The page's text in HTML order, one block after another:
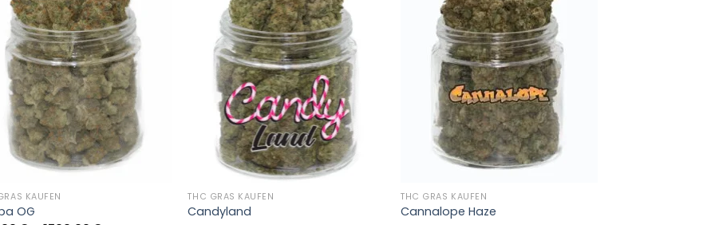
KAUFEN
OG
THC GRAS KAUFEN
Candyland
THC GRAS KAUFEN
Cannalope Haze